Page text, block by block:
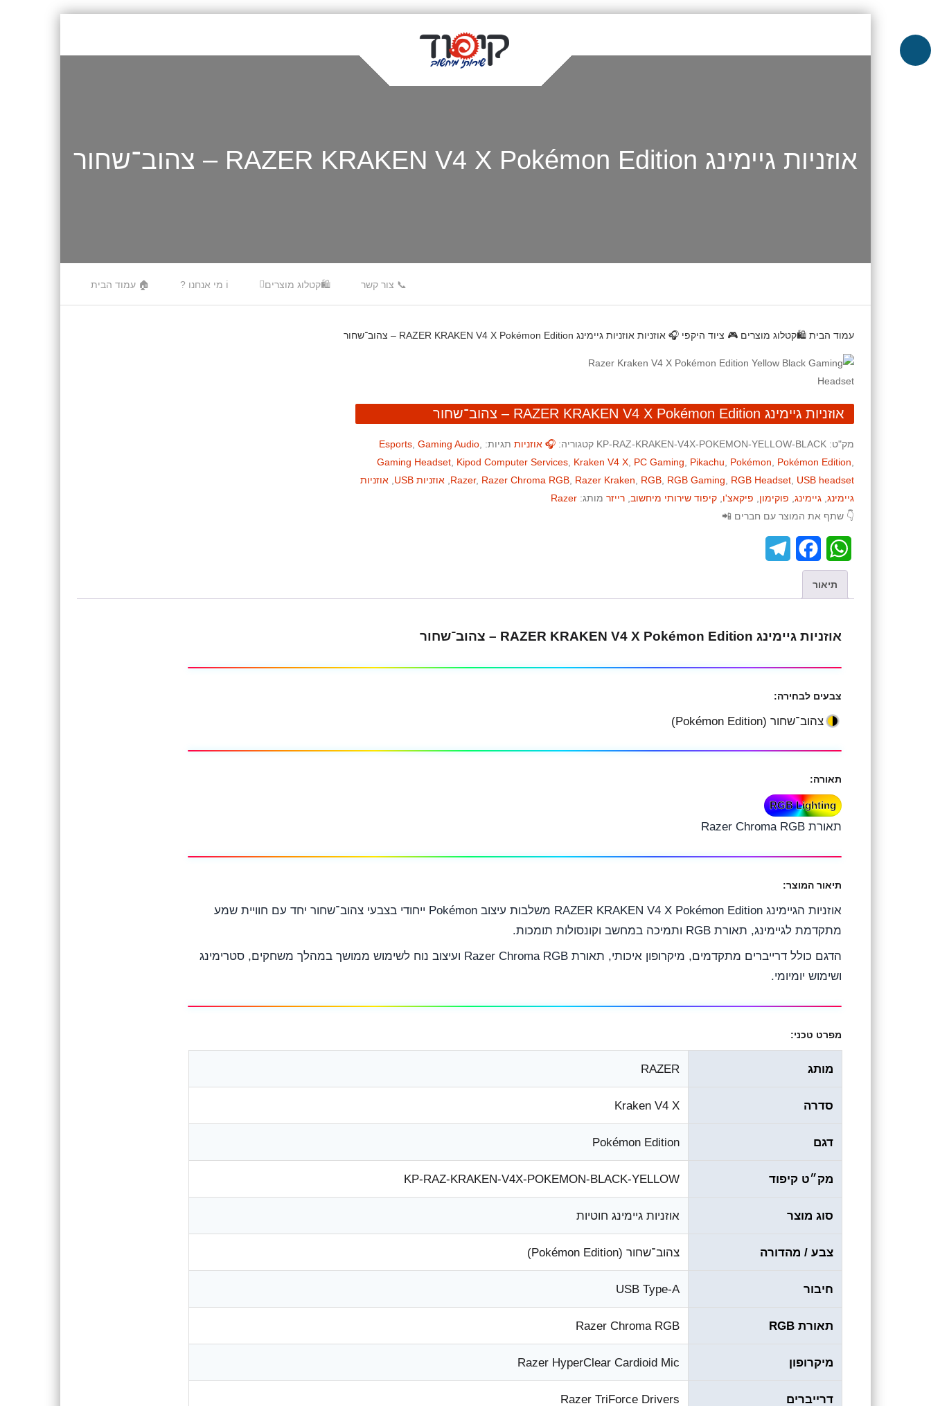
אוזניות גיימינג RAZER KRAKEN V4 X Pokémon Edition – צהוב־שחור
🏠 עמוד הבית
ℹ️ מי אנחנו ? 🛍️קטלוג מוצרים 📞 צור קשר
עמוד הבית 🛍️קטלוג מוצרים 🎮 ציוד היקפי 🎧 אוזניות אוזניות גיימינג RAZER KRAKEN V4 X Pokémon Edition – צהוב־שחור
אוזניות גיימינג RAZER KRAKEN V4 X Pokémon Edition – צהוב־שחור
מק"ט: KP-RAZ-KRAKEN-V4X-POKEMON-YELLOW-BLACK קטגוריה: 🎧 אוזניות תגיות: Esports Gaming Audio
Gaming Headset Kipod Computer Services Kraken V4 X PC Gaming Pikachu Pokémon Pokémon Edition
Razer, Razer Chroma RGB Razer Kraken RGB RGB Gaming RGB Headset USB headset אוזניות USB
אוזניות
גיימינג גיימינג פוקימון פיקאצ'ו קיפוד שירותי מיחשוב רייזר מותג: Razer
👇 שתף את המוצר עם חברים 📲
W
h
a
p
p
c
o
k
l
m
תיאור
אוזניות גיימינג RAZER KRAKEN V4 X Pokémon Edition – צהוב־שחור
צבעים לבחירה:
צהוב־שחור (Pokémon Edition)
תאורה:
RGB Lighting
תאורת Razer Chroma RGB
תיאור המוצר:
אוזניות הגיימינג RAZER KRAKEN V4 X Pokémon Edition משלבות עיצוב Pokémon ייחודי בצבעי צהוב־שחור יחד עם חוויית שמע
מתקדמת לגיימינג, תאורת RGB ותמיכה במחשב וקונסולות תומכות.
הדגם כולל דרייברים מתקדמים, מיקרופון איכותי, תאורת Razer Chroma RGB ועיצוב נוח לשימוש ממושך במהלך משחקים, סטרימינג
ושימוש יומיומי.
מפרט טכני:
מותג RAZER
סדרה Kraken V4 X
דגם Pokémon Edition
מק״ט קיפוד KP-RAZ-KRAKEN-V4X-POKEMON-BLACK-YELLOW
סוג מוצר אוזניות גיימינג חוטיות
צבע / מהדורה צהוב־שחור (Pokémon Edition)
חיבור USB Type-A
תאורת RGB Razer Chroma RGB
מיקרופון Razer HyperClear Cardioid Mic
דרייברים Razer TriForce Drivers